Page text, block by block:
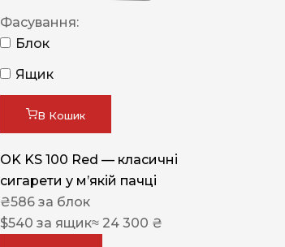
Фасування:
Блок
Ящик
В Кошик
OK KS 100 Red — класичні
сигарети у м’якій пачці
₴586 за блок
$540 за ящик≈ 24 300 ₴